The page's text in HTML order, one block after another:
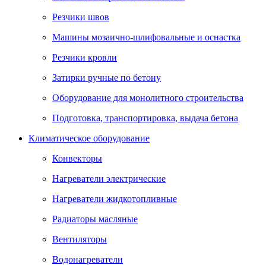
Резчики швов
Машины мозаично-шлифовальные и оснастка
Резчики кровли
Затирки ручные по бетону
Оборудование для монолитного строительства
Подготовка, транспортировка, выдача бетона
Климатическое оборудование
Конвекторы
Нагреватели электрические
Нагреватели жидкотопливные
Радиаторы масляные
Вентиляторы
Водонагреватели